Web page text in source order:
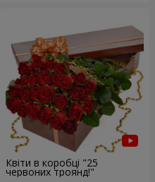
Квіти в коробці "25
червоних троянд!"